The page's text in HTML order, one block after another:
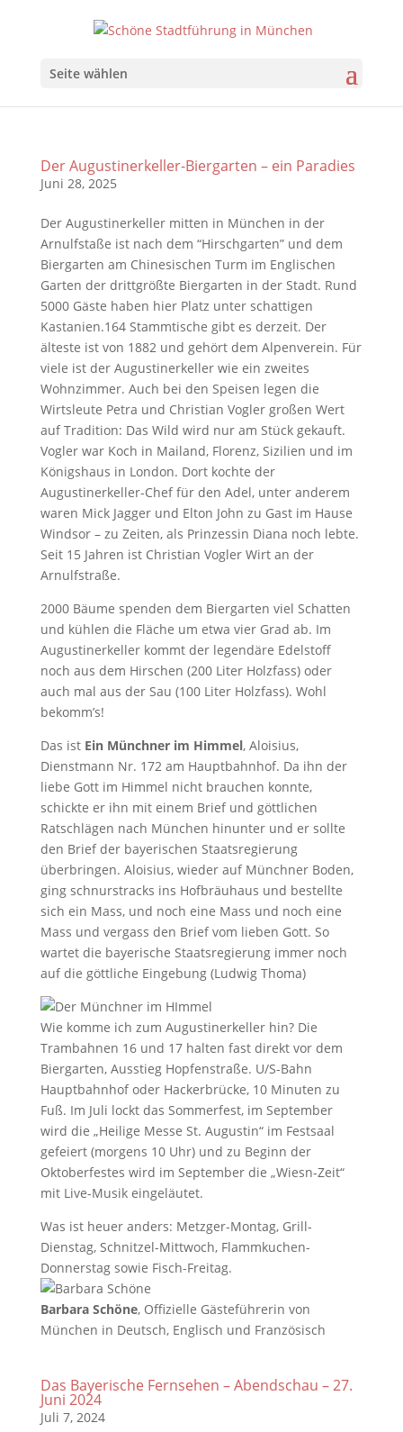
Seite wählen
Der Augustinerkeller-Biergarten – ein Paradies
Juni 28, 2025
Der Augustinerkeller mitten in München in der
Arnulfstaße ist nach dem “Hirschgarten” und dem
Biergarten am Chinesischen Turm im Englischen
Garten der drittgrößte Biergarten in der Stadt. Rund
5000 Gäste haben hier Platz unter schattigen
Kastanien.164 Stammtische gibt es derzeit. Der
älteste ist von 1882 und gehört dem Alpenverein. Für
viele ist der Augustinerkeller wie ein zweites
Wohnzimmer. Auch bei den Speisen legen die
Wirtsleute Petra und Christian Vogler großen Wert
auf Tradition: Das Wild wird nur am Stück gekauft.
Vogler war Koch in Mailand, Florenz, Sizilien und im
Königshaus in London. Dort kochte der
Augustinerkeller-Chef für den Adel, unter anderem
waren Mick Jagger und Elton John zu Gast im Hause
Windsor – zu Zeiten, als Prinzessin Diana noch lebte.
Seit 15 Jahren ist Christian Vogler Wirt an der
Arnulfstraße.
2000 Bäume spenden dem Biergarten viel Schatten
und kühlen die Fläche um etwa vier Grad ab. Im
Augustinerkeller kommt der legendäre Edelstoff
noch aus dem Hirschen (200 Liter Holzfass) oder
auch mal aus der Sau (100 Liter Holzfass). Wohl
bekomm’s!
Das ist Ein Münchner im Himmel, Aloisius,
Dienstmann Nr. 172 am Hauptbahnhof. Da ihn der
liebe Gott im Himmel nicht brauchen konnte,
schickte er ihn mit einem Brief und göttlichen
Ratschlägen nach München hinunter und er sollte
den Brief der bayerischen Staatsregierung
überbringen. Aloisius, wieder auf Münchner Boden,
ging schnurstracks ins Hofbräuhaus und bestellte
sich ein Mass, und noch eine Mass und noch eine
Mass und vergass den Brief vom lieben Gott. So
wartet die bayerische Staatsregierung immer noch
auf die göttliche Eingebung (Ludwig Thoma)
Wie komme ich zum Augustinerkeller hin? Die
Trambahnen 16 und 17 halten fast direkt vor dem
Biergarten, Ausstieg Hopfenstraße. U/S-Bahn
Hauptbahnhof oder Hackerbrücke, 10 Minuten zu
Fuß. Im Juli lockt das Sommerfest, im September
wird die „Heilige Messe St. Augustin“ im Festsaal
gefeiert (morgens 10 Uhr) und zu Beginn der
Oktoberfestes wird im September die „Wiesn-Zeit“
mit Live-Musik eingeläutet.
Was ist heuer anders: Metzger-Montag, Grill-
Dienstag, Schnitzel-Mittwoch, Flammkuchen-
Donnerstag sowie Fisch-Freitag.
Barbara Schöne, Offizielle Gästeführerin von
München in Deutsch, Englisch und Französisch
Das Bayerische Fernsehen – Abendschau – 27.
Juni 2024
Juli 7, 2024